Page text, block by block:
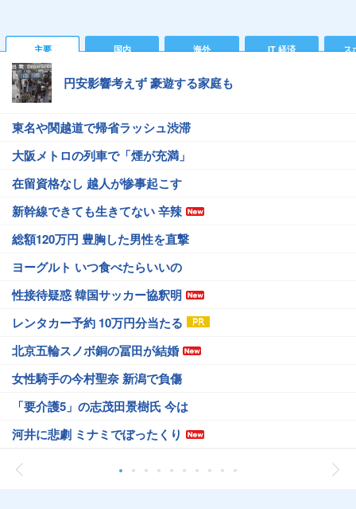
主要 国内 海外 IT 経済 ス
円安影響考えず 豪遊する家庭も
東名や関越道で帰省ラッシュ渋滞
大阪メトロの列車で「煙が充満」
在留資格なし 越人が惨事起こす
新幹線できても生きてない 辛辣
総額120万円 豊胸した男性を直撃
ヨーグルト いつ食べたらいいの
性接待疑惑 韓国サッカー協釈明
レンタカー予約 10万円分当たる
北京五輪スノボ銅の冨田が結婚
女性騎手の今村聖奈 新潟で負傷
「要介護5」の志茂田景樹氏 今は
河井に悲劇 ミナミでぼったくり